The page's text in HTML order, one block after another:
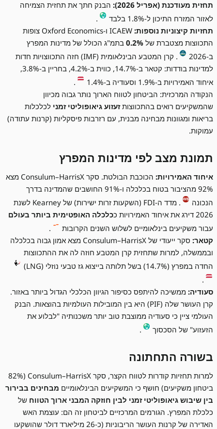
תחזית מעודכנת (אפריל 2026):
הבנק חתך את תחזית הצמיחה
לאזור המזרח התיכון ל-1.8% בלבד
.
תחזיות קיצוניות נוספות:
ICAEW ו-Oxford Economics צופות
התכווצות מצטברת של 0.2% בתמ"ג הכולל של מדינות המפרץ
ב-2026
. קרן המטבע הבינלאומית (IMF) חזה התכווצויות חדות
למדינות בודדות: קטאר ב-14.7%, כווית ב-4.2%, בחריין ב-3.8%,
איחוד האמירויות ב-1.9% וסעודיה ב-1.4%
.
הנקודה המרכזית: הביטחון לטווח הארוך נותר גבוה מכיוון
שהמשקיעים רואים בהתכווצותזעזוע גיאופוליטי זמני לכלכלות
בריאות ומגוונות מבחינה מבנית, עם רזרבות פיסקליות (קרנות עתודה)
עמוקות.
תמונת מצב לפי מדינות המפרץ
איחוד האמירויות:
הכוכבת הבולטת. סקר Consulum–HarrisX מצא
92% מהציבור בטוח בכלכלה ו-91% החושבים שהמדינה בדרך
הנכונה
. מדד ה-FDI (השקעות זרות ישירות) של Kearney לשנת
2026 דירג את איחוד האמירויות כ
כלכלה האופטימית ביותר בעולם
עבור משקיעים בינלאומיים לשלוש השנים הקרובות
.
קטאר:
סקר ייעודי של Consulum–HarrisX מצא אמון גבוה בכלכלה
ובממשלה, למרות שתחזית קרן המטבע חוזה לה את ההתכווצות
החדה במפרץ (14.7%) בשל תלותה בייצוא גז טבעי נוזלי (LNG)
.
סעודיה: ממשיכה להיתפס כסיפור הגיוון הכלכלי הגדול ביותר באזור.
קרן העושר שלה (PIF) היא בין המובילות העולמיות בהוצאות. הבנק
העולמי ציין כי סעודיה ממוצבת טוב יותר משכנותיה "לבלוע את
הזעזוע" של הסכסוך
.
בשורה התחתונה
למרות תחזיות קודרות לטווח הקצר, סקר Consulum–HarrisX (82%
ביטחון משקיעים) חושף כי המשקיעים הבינלאומיים מבחינים בבירור
בין שיבוש גיאופוליטי זמני לבין חוזקה המבני ארוך הטווח של
כלכלת המפרץ. הגורמים המרכזיים לביטחון זה הם: עוצמת האש
האדירה של קרנות העושר הריבוניות (כ-26 מיליארד דולר שהושקעו